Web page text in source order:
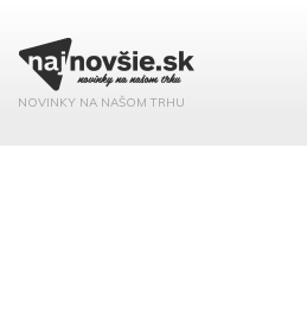
NOVINKY NA NAŠOM TRHU